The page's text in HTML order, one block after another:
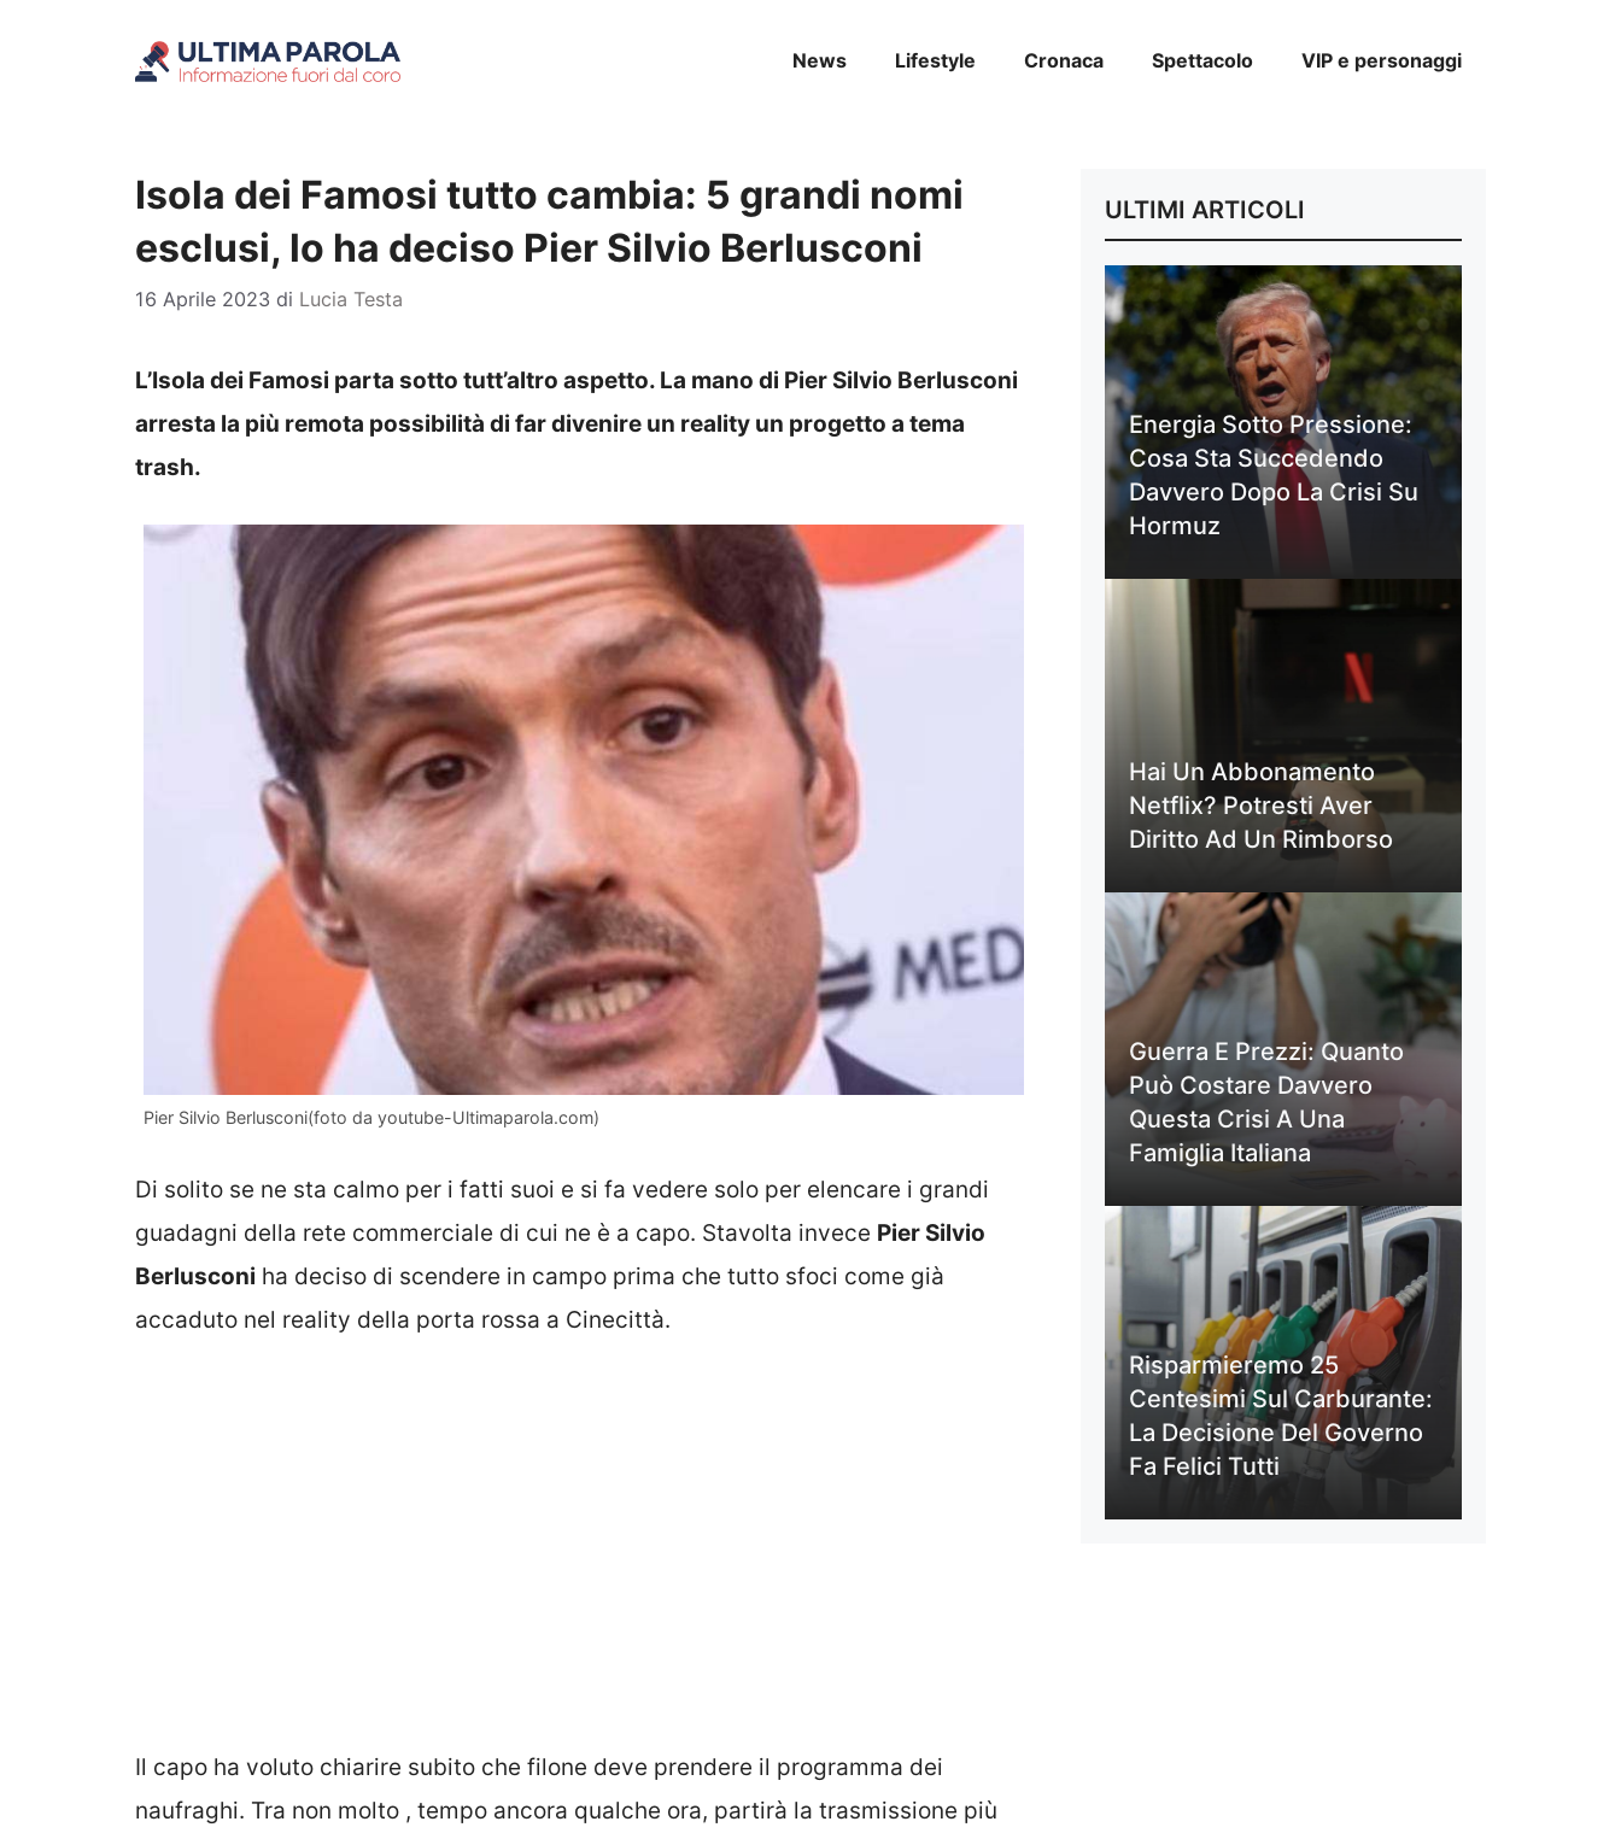
News Lifestyle Cronaca Spettacolo VIP e personaggi
Isola dei Famosi tutto cambia: 5 grandi nomi
esclusi, lo ha deciso Pier Silvio Berlusconi
16 Aprile 2023 di Lucia Testa
L’Isola dei Famosi parta sotto tutt’altro aspetto. La mano di Pier Silvio Berlusconi
arresta la più remota possibilità di far divenire un reality un progetto a tema
trash.
Pier Silvio Berlusconi(foto da youtube-Ultimaparola.com)
Di solito se ne sta calmo per i fatti suoi e si fa vedere solo per elencare i grandi
guadagni della rete commerciale di cui ne è a capo. Stavolta invece Pier Silvio
Berlusconi ha deciso di scendere in campo prima che tutto sfoci come già
accaduto nel reality della porta rossa a Cinecittà.
Il capo ha voluto chiarire subito che filone deve prendere il programma dei
naufraghi. Tra non molto , tempo ancora qualche ora, partirà la trasmissione più
ULTIMI ARTICOLI
Energia Sotto Pressione:
Cosa Sta Succedendo
Davvero Dopo La Crisi Su
Hormuz
Hai Un Abbonamento
Netflix? Potresti Aver
Diritto Ad Un Rimborso
Guerra E Prezzi: Quanto
Può Costare Davvero
Questa Crisi A Una
Famiglia Italiana
Risparmieremo 25
Centesimi Sul Carburante:
La Decisione Del Governo
Fa Felici Tutti